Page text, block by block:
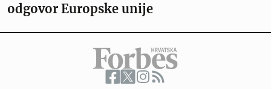
odgovor Europske unije